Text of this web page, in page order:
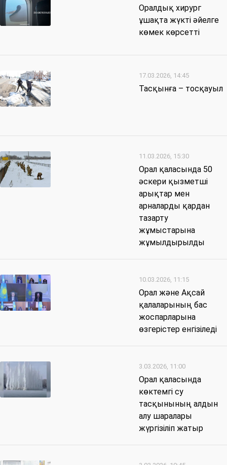
Оралдық хирург
ұшақта жүкті әйелге
көмек көрсетті
17.03.2026, 14:45
Тасқынға – тосқауыл
11.03.2026, 15:30
Орал қаласында 50
әскери қызметші
арықтар мен
арналарды қардан
тазарту
жұмыстарына
жұмылдырылды
10.03.2026, 11:15
Орал және Ақсай
қалаларының бас
жоспарларына
өзгерістер енгізіледі
3.03.2026, 11:00
Орал қаласында
көктемгі су
тасқынының алдын
алу шаралары
жүргізіліп жатыр